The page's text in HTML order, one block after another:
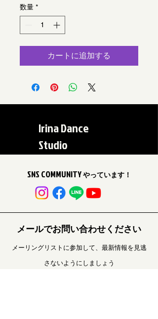
数量 *
カートに追加する
Irina Dance
Studio
SNS COMMUNITYやっています！
メールでお問い合わせください
メーリングリストに参加して、最新情報を見逃
さないようにしましょう